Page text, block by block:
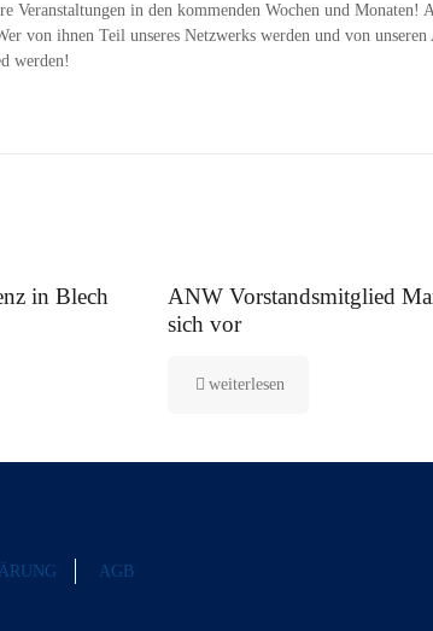
in den kommenden Wochen und Monaten!
von ihnen Teil unseres Netzwerks werden und von
werden!
in Blech
ANW Vorstandsmitglied
sich vor
weiterlesen
AGB